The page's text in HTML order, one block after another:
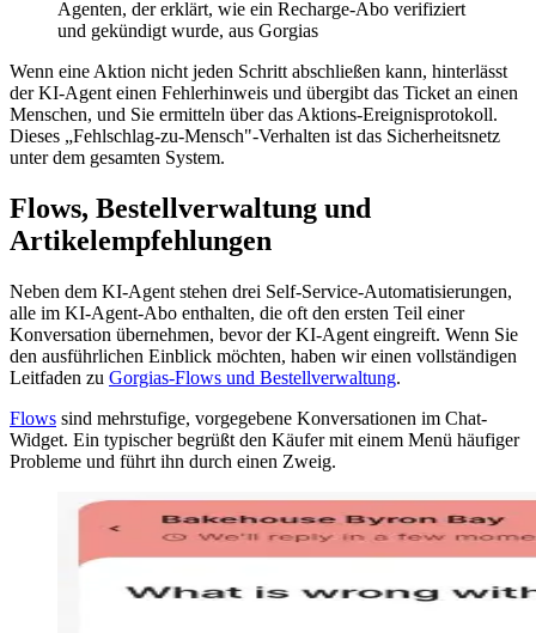
Agenten, der erklärt, wie ein Recharge-Abo verifiziert
und gekündigt wurde, aus Gorgias
Wenn eine Aktion nicht jeden Schritt abschließen kann, hinterlässt
der KI-Agent einen Fehlerhinweis und übergibt das Ticket an einen
Menschen, und Sie ermitteln über das Aktions-Ereignisprotokoll.
Dieses „Fehlschlag-zu-Mensch"-Verhalten ist das Sicherheitsnetz
unter dem gesamten System.
Flows, Bestellverwaltung und
Artikelempfehlungen
Neben dem KI-Agent stehen drei Self-Service-Automatisierungen,
alle im KI-Agent-Abo enthalten, die oft den ersten Teil einer
Konversation übernehmen, bevor der KI-Agent eingreift. Wenn Sie
den ausführlichen Einblick möchten, haben wir einen vollständigen
Leitfaden zu Gorgias-Flows und Bestellverwaltung.
Flows sind mehrstufige, vorgegebene Konversationen im Chat-
Widget. Ein typischer begrüßt den Käufer mit einem Menü häufiger
Probleme und führt ihn durch einen Zweig.